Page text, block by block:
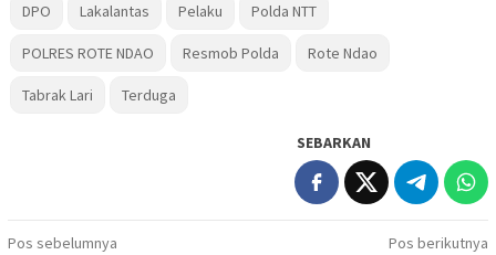
DPO Lakalantas Pelaku Polda NTT
POLRES ROTE NDAO Resmob Polda Rote Ndao
Tabrak Lari Terduga
SEBARKAN
Navigasi
Pos sebelumnya Pos berikutnya